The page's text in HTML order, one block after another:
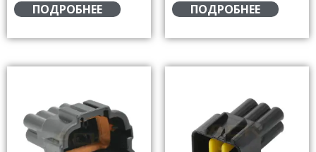
ПОДРОБНЕЕ ПОДРОБНЕЕ